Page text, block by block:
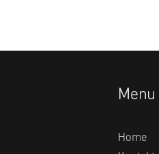
Menu
Home